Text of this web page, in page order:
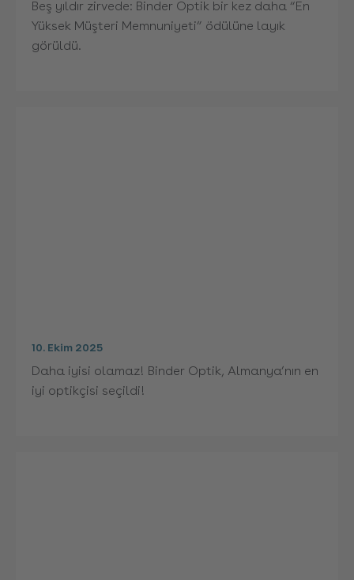
Beş yıldır zirvede: Binder Optik bir kez daha “En
Yüksek Müşteri Memnuniyeti” ödülüne layık
görüldü.
10. Ekim 2025
Daha iyisi olamaz! Binder Optik, Almanya’nın en
iyi optikçisi seçildi!